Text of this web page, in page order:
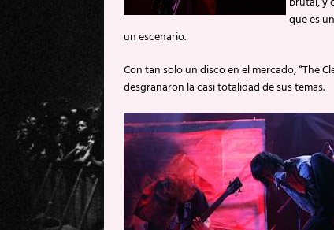
que es
un escenario.
Con tan solo un disco en el mercado, “The
desgranaron la casi totalidad de sus temas.